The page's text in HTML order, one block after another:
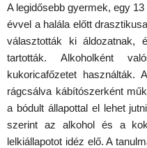
A legidősebb gyermek, egy
évvel a halála előtt
választották ki áldozatnak,
tartották. Alkoholként
kukoricafőzetet használták.
rágcsálva kábítószerként
a bódult állapottal el lehet
szerint az alkohol és a
lelkiállapotot idéz elő. A